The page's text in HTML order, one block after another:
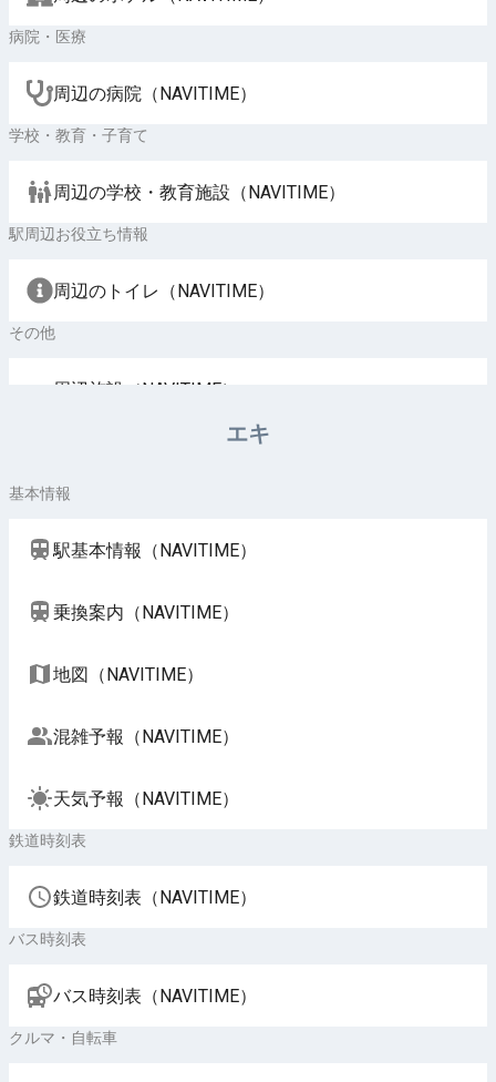
病院・医療
周辺の病院（NAVITIME）
学校・教育・子育て
周辺の学校・教育施設（NAVITIME）
駅周辺お役立ち情報
周辺のトイレ（NAVITIME）
その他
周辺施設（NAVITIME）
エキ
基本情報
駅基本情報（NAVITIME）
乗換案内（NAVITIME）
地図（NAVITIME）
混雑予報（NAVITIME）
天気予報（NAVITIME）
鉄道時刻表
鉄道時刻表（NAVITIME）
バス時刻表
バス時刻表（NAVITIME）
クルマ・自転車